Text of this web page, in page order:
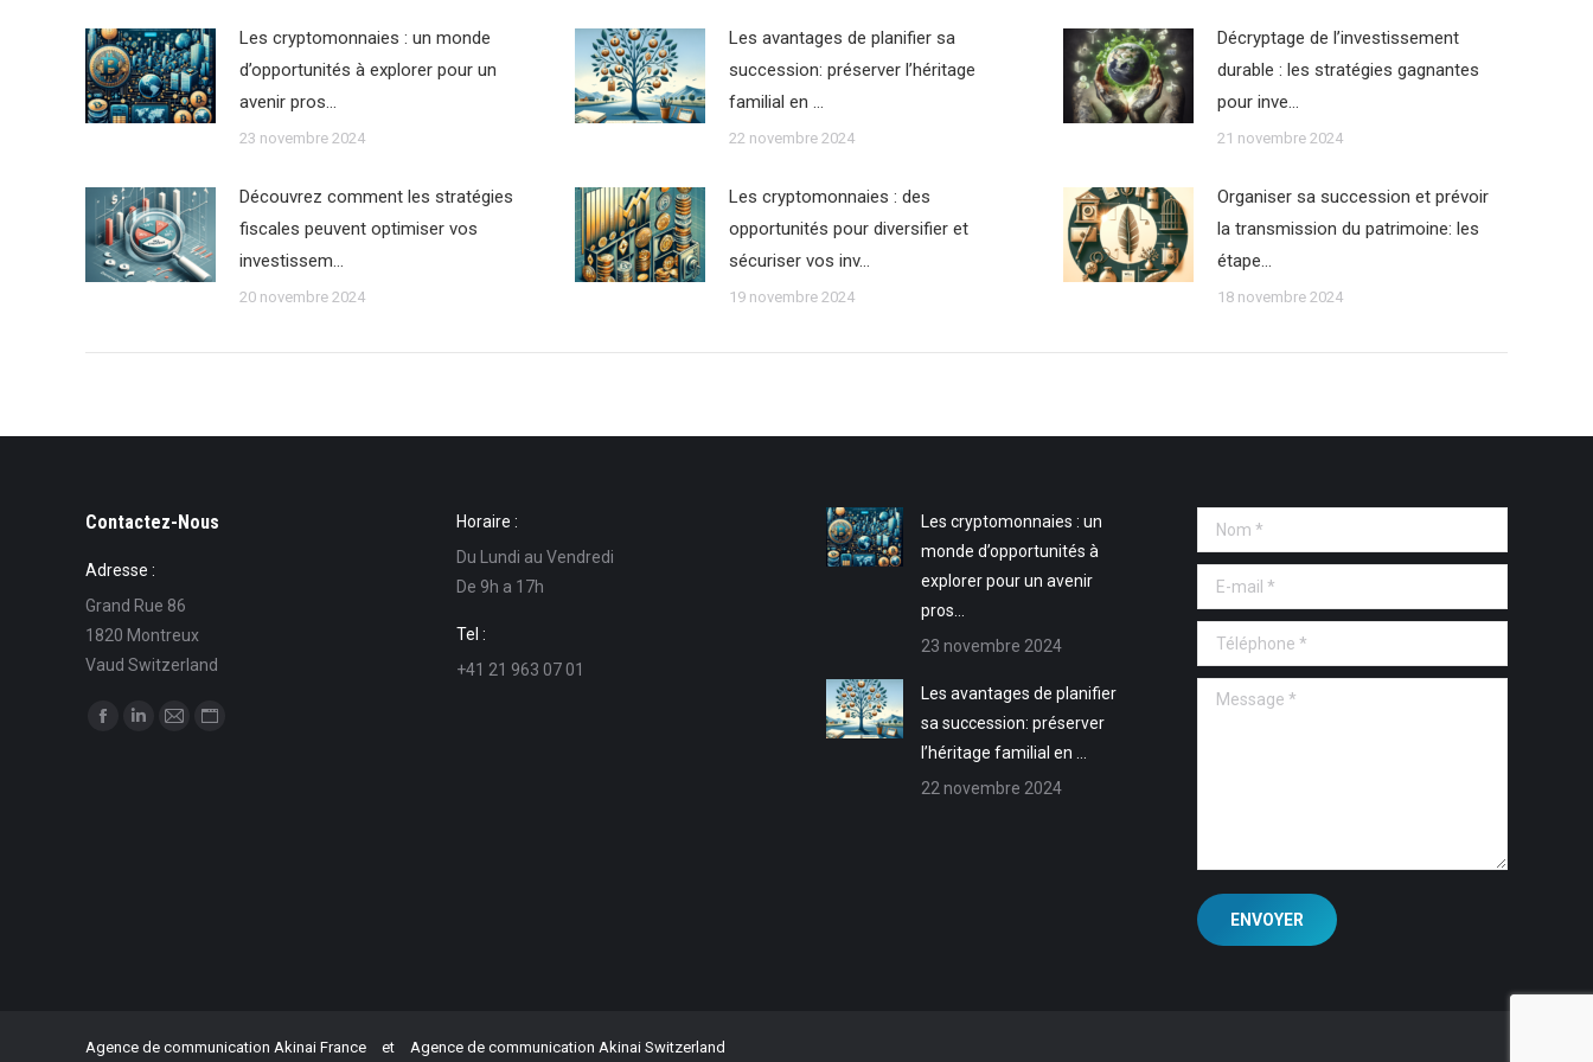
Les cryptomonnaies : un monde
d’opportunités à explorer pour un
avenir pros…
23 novembre 2024
Les avantages de planifier sa
succession: préserver l’héritage
familial en …
22 novembre 2024
Décryptage de l’investissement
durable : les stratégies gagnantes
pour inve…
21 novembre 2024
Découvrez comment les stratégies
fiscales peuvent optimiser vos
investissem…
20 novembre 2024
Les cryptomonnaies : des
opportunités pour diversifier et
sécuriser vos inv…
19 novembre 2024
Organiser sa succession et prévoir
la transmission du patrimoine: les
étape…
18 novembre 2024
Contactez-Nous
Adresse :
Grand Rue 86
1820 Montreux
Vaud Switzerland
Trouvez nous sur :
Horaire :
Du Lundi au Vendredi
De 9h a 17h
Tel :
+41 21 963 07 01
Les cryptomonnaies : un
monde d’opportunités à
explorer pour un avenir
pros…
23 novembre 2024
Les avantages de planifier
sa succession: préserver
l’héritage familial en …
22 novembre 2024
Nom *
E-mail *
Téléphone *
Message *
ENVOYER
Agence de communication Akinai France et Agence de communication Akinai Switzerland